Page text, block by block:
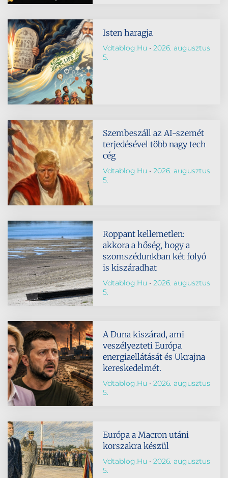
Isten haragja
Vdtablog.hu
2026. augusztus
5.
Szembeszáll az AI-szemét
terjedésével több nagy tech
cég
Vdtablog.hu
2026. augusztus
5.
Roppant kellemetlen:
akkora a hőség, hogy a
szomszédunkban két folyó
is kiszáradhat
Vdtablog.hu
2026. augusztus
5.
A Duna kiszárad, ami
veszélyezteti Európa
energiaellátását és Ukrajna
kereskedelmét.
Vdtablog.hu
2026. augusztus
5.
Európa a Macron utáni
korszakra készül
Vdtablog.hu
2026. augusztus
5.